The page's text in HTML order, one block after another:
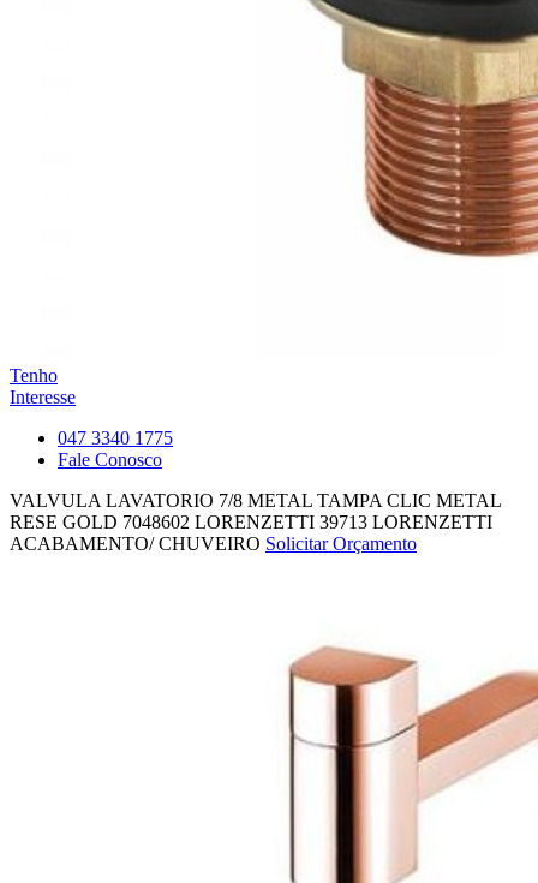
Tenho
Interesse
047 3340 1775
Fale Conosco
VALVULA LAVATORIO 7/8 METAL TAMPA CLIC METAL
RESE GOLD 7048602 LORENZETTI 39713 LORENZETTI
ACABAMENTO/ CHUVEIRO Solicitar Orçamento